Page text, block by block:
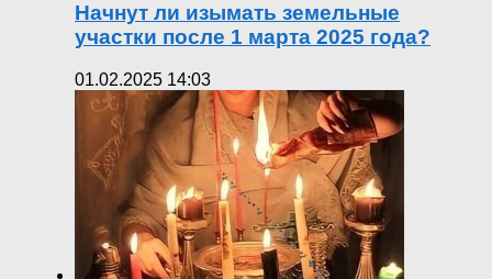
Начнут ли изымать земельные
участки после 1 марта 2025 года?
01.02.2025 14:03